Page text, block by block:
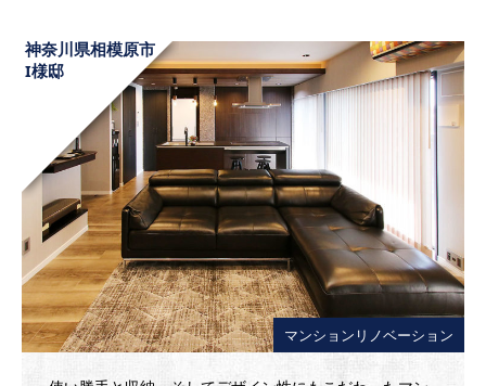
神奈川県相模原市
I様邸
マンションリノベーション